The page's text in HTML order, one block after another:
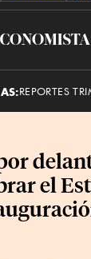
El
REPORTES
el